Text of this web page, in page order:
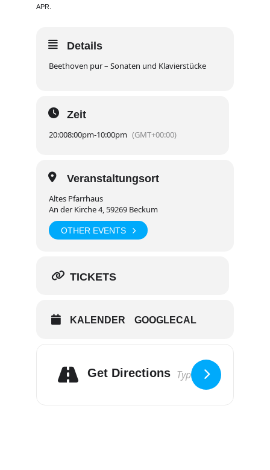
APR.
Details
Beethoven pur – Sonaten und Klavierstücke
Zeit
20:008:00pm-10:00pm (GMT+00:00)
Veranstaltungsort
Altes Pfarrhaus
An der Kirche 4, 59269 Beckum
OTHER EVENTS
TICKETS
KALENDER GOOGLECAL
Get Directions